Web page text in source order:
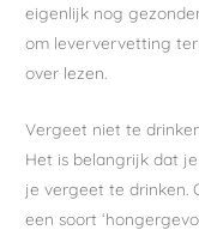
eigenlijk nog
om leververvetting
over lezen.
Vergeet niet te
Het is belangrijk dat
je vergeet te drinken.
een soort